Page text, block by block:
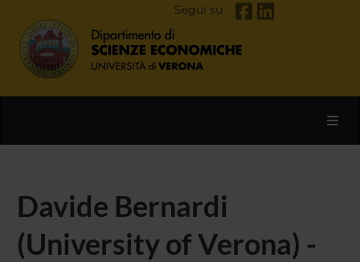
Segui su
Davide Bernardi
(University of Verona) -